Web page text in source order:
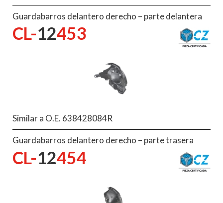
Guardabarros delantero derecho – parte delantera
CL-12453
Similar a O.E. 638428084R
Guardabarros delantero derecho – parte trasera
CL-12454